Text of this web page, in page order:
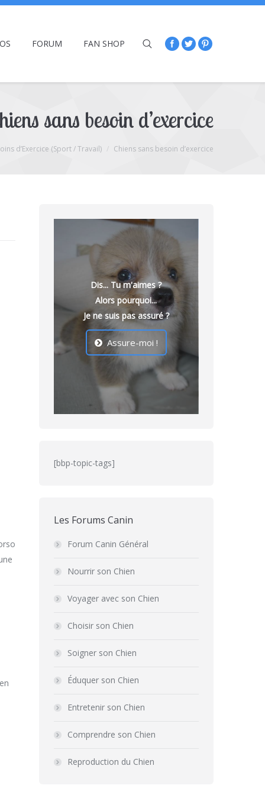
FORUM FAN SHOP
sans besoin d’exercice
d’Exercice (Sport / Travail) Chiens sans besoin d’exercice
Dis... Tu m'aimes ?
Alors pourquoi...
Je ne suis pas assuré ?
Assure-moi !
[bbp-topic-tags]
Les Forums Canin
Forum Canin Général
Nourrir son Chien
Voyager avec son Chien
Choisir son Chien
Soigner son Chien
Éduquer son Chien
Entretenir son Chien
Comprendre son Chien
Reproduction du Chien